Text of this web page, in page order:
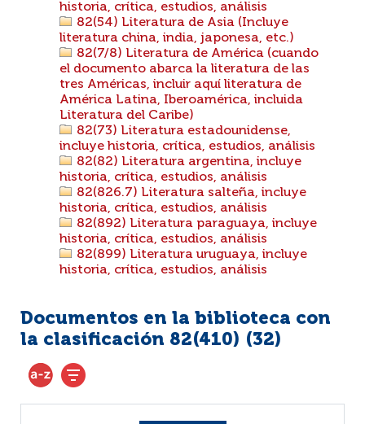
historia, crítica, estudios, análisis
82(54) Literatura de Asia (Incluye
literatura china, india, japonesa, etc.)
82(7/8) Literatura de América (cuando
el documento abarca la literatura de las
tres Américas, incluir aquí literatura de
América Latina, Iberoamérica, incluida
Literatura del Caribe)
82(73) Literatura estadounidense,
incluye historia, crítica, estudios, análisis
82(82) Literatura argentina, incluye
historia, crítica, estudios, análisis
82(826.7) Literatura salteña, incluye
historia, crítica, estudios, análisis
82(892) Literatura paraguaya, incluye
historia, crítica, estudios, análisis
82(899) Literatura uruguaya, incluye
historia, crítica, estudios, análisis
Documentos en la biblioteca con
la clasificación 82(410) (32)